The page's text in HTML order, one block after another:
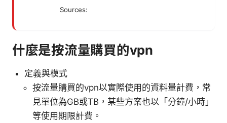
Sources:
什麼是按流量購買的vpn
定義與模式
按流量購買的vpn以實際使用的資料量計費，常
見單位為GB或TB，某些方案也以「分鐘/小時」
等使用期限計費。